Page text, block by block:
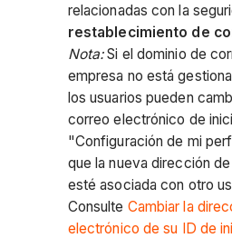
relacionadas con la
restablecimiento de
Nota:Si el dominio de
empresa no está
los usuarios pueden
correo electrónico de
"Configuración de mi
que la nueva dirección
esté asociada con otro
Consulte Cambiar la
electrónico de su ID de